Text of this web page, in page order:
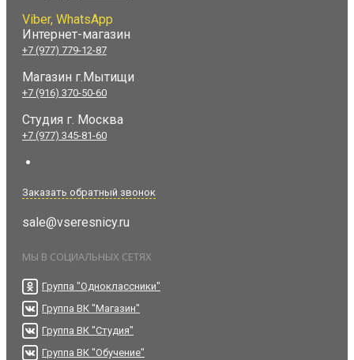
Viber, WhatsApp
Интернет-магазин
+7 (977) 779-12-87
Магазин г.Мытищи
+7 (916) 370-50-60
Студия г. Москва
+7 (977) 345-81-60
Заказать обратный звонок
sale@vseresnicy.ru
МЫ В СОЦИАЛЬНЫХ СЕТЯХ
Группа "Одноклассники"
Группа ВК "Магазин"
Группа ВК "Студия"
Группа ВК "Обучение"